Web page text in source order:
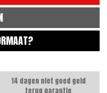
14 dagen niet goed geld
terug garantie